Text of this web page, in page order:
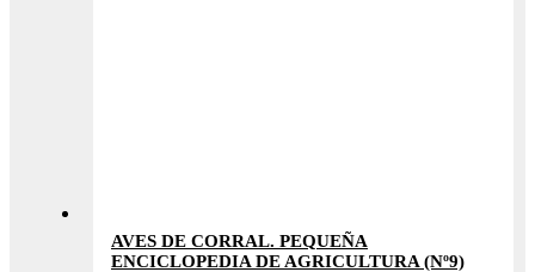
AVES DE CORRAL. PEQUEÑA
ENCICLOPEDIA DE AGRICULTURA (Nº9)